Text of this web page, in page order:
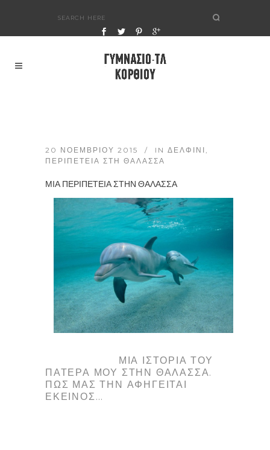
20 ΝΟΕΜΒΡΊΟΥ 2015 IN ΔΕΛΦΊΝΙ ,
ΠΕΡΙΠΈΤΕΙΑ ΣΤΗ ΘΆΛΑΣΣΑ
ΜΙΑ ΠΕΡΙΠΕΤΕΙΑ ΣΤΗΝ ΘΑΛΑΣΣΑ
ΜΙΑ ΙΣΤΟΡΊΑ ΤΟΥ
ΠΑΤΈΡΑ ΜΟΥ ΣΤΗΝ ΘΆΛΑΣΣΑ.
ΠΏΣ ΜΑΣ ΤΗΝ ΑΦΗΓΕΊΤΑΙ
ΕΚΕΊΝΟΣ…